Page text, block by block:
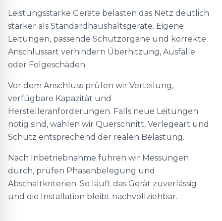
Leistungsstarke Geräte belasten das Netz deutlich
stärker als Standardhaushaltsgeräte. Eigene
Leitungen, passende Schutzorgane und korrekte
Anschlussart verhindern Überhitzung, Ausfälle
oder Folgeschäden.
Vor dem Anschluss prüfen wir Verteilung,
verfügbare Kapazität und
Herstelleranforderungen. Falls neue Leitungen
nötig sind, wählen wir Querschnitt, Verlegeart und
Schutz entsprechend der realen Belastung.
Nach Inbetriebnahme führen wir Messungen
durch, prüfen Phasenbelegung und
Abschaltkriterien. So läuft das Gerät zuverlässig
und die Installation bleibt nachvollziehbar.